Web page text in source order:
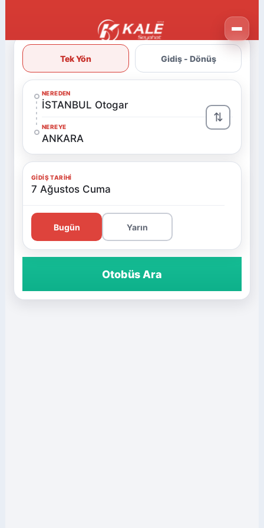
Tek Yön Gidiş - Dönüş
NEREDEN
İSTANBUL Otogar
NEREYE
ANKARA
⇅
GIDIŞ TARIHI
7 Ağustos Cuma
Bugün Yarın
Otobüs Ara